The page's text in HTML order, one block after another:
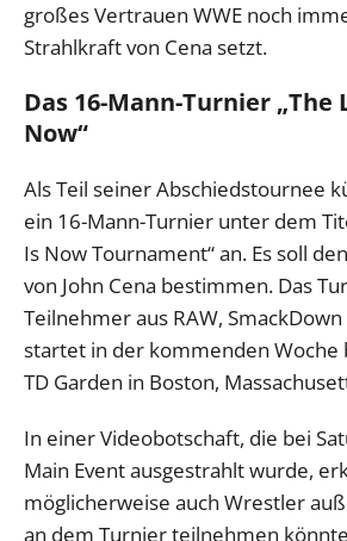
großes Vertrauen WWE noch
Strahlkraft von Cena setzt.
Das 16-Mann-Turnier „The
Now“
Als Teil seiner Abschiedstournee
ein 16-Mann-Turnier unter dem
Is Now Tournament“ an. Es soll
von John Cena bestimmen. Das
Teilnehmer aus RAW,
startet in der kommenden Woche
TD Garden in Boston,
In einer Videobotschaft, die bei
Main Event ausgestrahlt wurde,
möglicherweise auch Wrestler
an dem Turnier teilnehmen